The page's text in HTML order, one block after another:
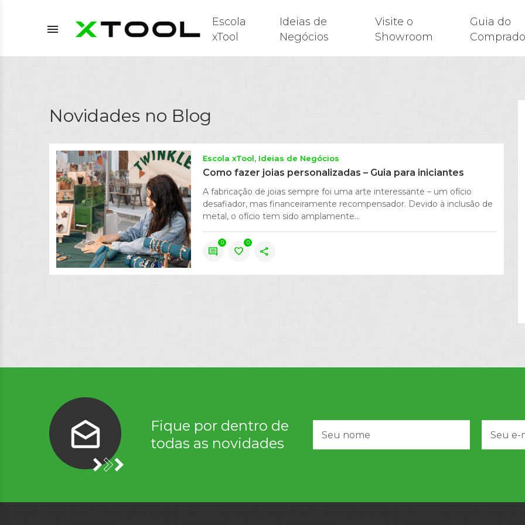
menu
Escola
xTool
Ideias de
Negócios
Visite o
Showroom
Guia do
Novidades no Blog
Escola xTool Ideias de Negócios
Como fazer joias personalizadas – Guia para iniciantes
A fabricação de joias sempre foi uma arte interessante – um ofício
desafiador, mas financeiramente recompensador. Devido à inclusão de
metal, o ofício tem sido amplamente...
comment
0
favorite
0
share
Fique por dentro de
todas as novidades